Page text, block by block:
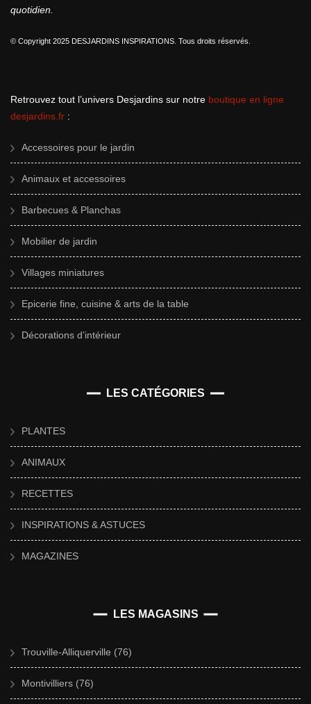
quotidien.
© Copyright 2025 DESJARDINS INSPIRATIONS. Tous droits réservés.
Retrouvez tout l’univers Desjardins sur notre boutique en ligne
desjardins.fr :
Accessoires pour le jardin
Animaux et accessoires
Barbecues & Planchas
Mobilier de jardin
Villages miniatures
Epicerie fine, cuisine & arts de la table
Décorations d’intérieur
LES CATÉGORIES
PLANTES
ANIMAUX
RECETTES
INSPIRATIONS & ASTUCES
MAGAZINES
LES MAGASINS
Trouville-Alliquerville (76)
Montivilliers (76)